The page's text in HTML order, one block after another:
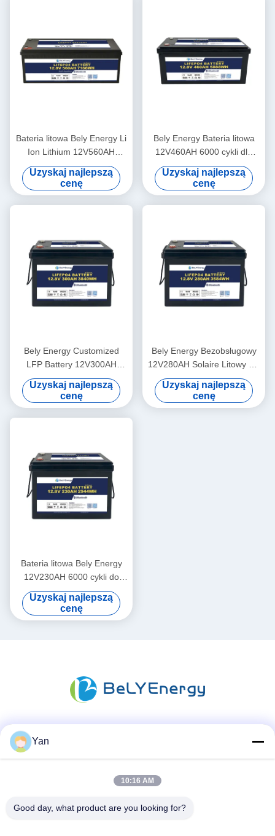
Bateria litowa Bely Energy Li
Ion Lithium 12V560AH
LiFePO4 24 V do kampera
terenowego
Uzyskaj najlepszą
cenę
Bely Energy Bateria litowa
12V460AH 6000 cykli dla
pojazdów morskich
Uzyskaj najlepszą
cenę
Bely Energy Customized
LFP Battery 12V300AH
Phosphate LFP Battery
PACK For Solar Marine RV
Uzyskaj najlepszą
cenę
Bely Energy Bezobsługowy
12V280AH Solaire Litowy Do
Samochodu Elektrycznego
Kampera Morskiego
Uzyskaj najlepszą
cenę
Bateria litowa Bely Energy
12V230AH 6000 cykli do
elektrycznych pojazdów
morskich i kamperów
Uzyskaj najlepszą
cenę
Yan
10:16 AM
Good day, what product are you looking for?